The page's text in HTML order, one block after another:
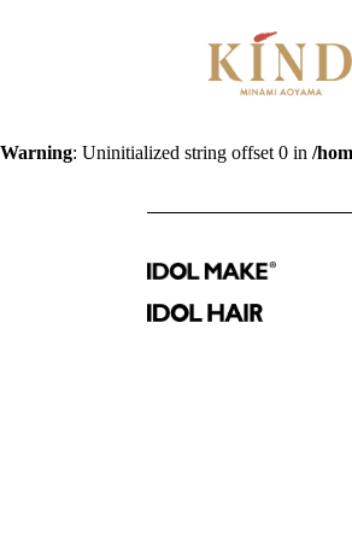
Warning: Uninitialized string offset 0 in /